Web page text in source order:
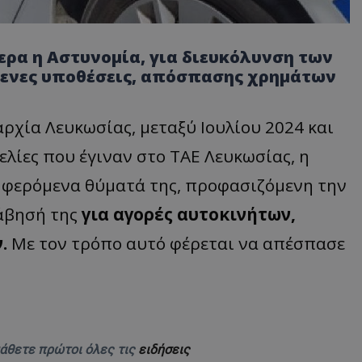
η Αστυνομία, για διευκόλυνση των
υποθέσεις, απόσπασης χρημάτων
Λευκωσίας, μεταξύ Ιουλίου 2024 και
που έγιναν στο ΤΑΕ Λευκωσίας, η
θύματά της, προφασιζόμενη την
της για αγορές αυτοκινήτων,
Με τον τρόπο αυτό φέρεται να απέσπασε
πρώτοι όλες τις ειδήσεις